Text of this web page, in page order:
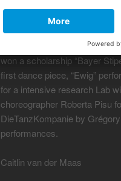
Opern” choreographed by
semifinalist for “Solo dance
Himmel in 2020 and at
won a scholarship “Bayer
first dance piece, “Ewig”
for a intensive research Lab
choreographer Roberta Pisu
DieTanzKompanie by
performances.
Caitlin van der Maas